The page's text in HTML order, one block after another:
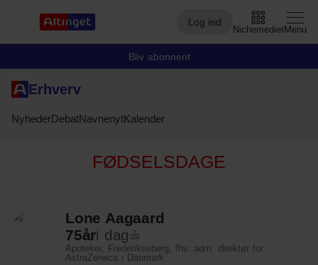
Log ind
Nichemedier
Christiansborg
Civilsamfund
Menu
Bliv abonnent
Erhverv
NyhederDebatNavnenytKalender
FØDSELSDAGE
Lone Aagaard
75åri dag
Apoteker, Frederikseberg, fhv. adm. direktør for
AstraZeneca i Danmark